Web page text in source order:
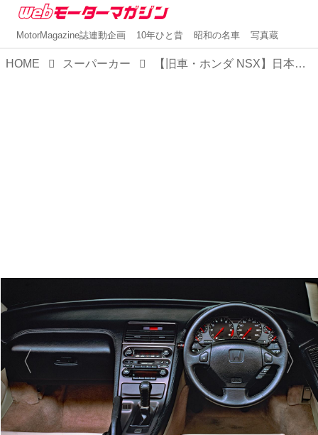
MotorMagazine誌連動企画 10年ひと昔 昭和の名車 写真蔵
HOME スーパーカー 【旧車・ホンダ NSX】日本初の市販スーパーカー：日本のスーパーカー 第7回